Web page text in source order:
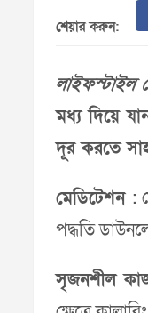
শেয়ার করুন:
লাইফস্টাইল
মধ্য দিয়ে
দূর করতে
মেডিটেশন :
পদ্ধতি
সৃজনশীল